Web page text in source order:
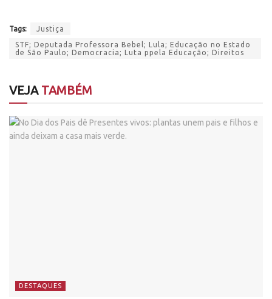
Tags:
Justiça
STF; Deputada Professora Bebel; Lula; Educação no Estado
de São Paulo; Democracia; Luta ppela Educação; Direitos
VEJATAMBÉM
DESTAQUES